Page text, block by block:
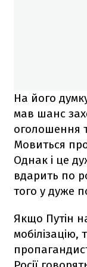
На його
мав шанс
оголошення
Мовиться
Однак і це
вдарить по
того у дуже
Якщо Путін
мобілізацію,